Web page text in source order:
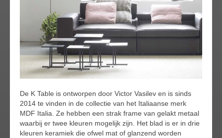
De K Table is ontworpen door Victor Vasilev en is sinds
2014 te vinden in de collectie van het Italiaanse merk
MDF Italia. Ze hebben een strak frame van gelakt metaal
waarbij er twee kleuren mogelijk zijn. Het blad is er in drie
kleuren keramiek die ofwel mat of glanzend worden